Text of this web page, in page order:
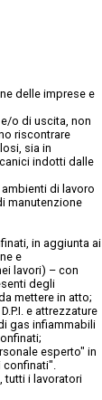
delle imprese e
o di uscita, non
riscontrare
sia in
indotti dalle
di lavoro
manutenzione
in aggiunta ai
e
lavori) – con
degli
mettere in atto;
e attrezzature
gas infiammabili
esperto" in
tutti i lavoratori